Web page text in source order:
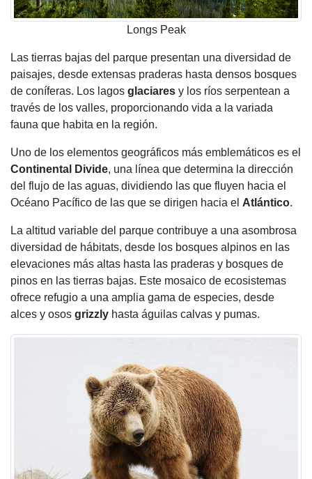
Longs Peak
Las tierras bajas del parque presentan una diversidad de
paisajes, desde extensas praderas hasta densos bosques
de coníferas. Los lagos glaciares y los ríos serpentean a
través de los valles, proporcionando vida a la variada
fauna que habita en la región.
Uno de los elementos geográficos más emblemáticos es el
Continental Divide, una línea que determina la dirección
del flujo de las aguas, dividiendo las que fluyen hacia el
Océano Pacífico de las que se dirigen hacia el Atlántico.
La altitud variable del parque contribuye a una asombrosa
diversidad de hábitats, desde los bosques alpinos en las
elevaciones más altas hasta las praderas y bosques de
pinos en las tierras bajas. Este mosaico de ecosistemas
ofrece refugio a una amplia gama de especies, desde
alces y osos grizzly hasta águilas calvas y pumas.